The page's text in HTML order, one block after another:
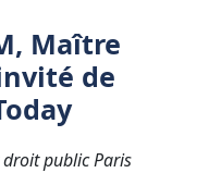
Maître
de
public Paris